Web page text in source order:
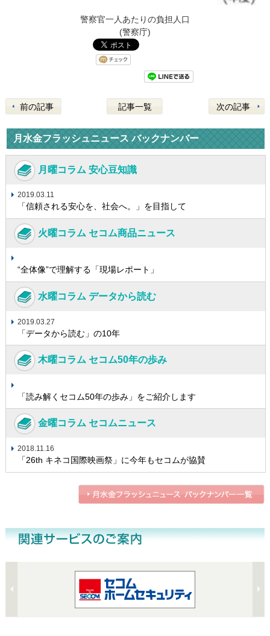
警察官一人あたりの負担人口
(警察庁)
前の記事 記事一覧 次の記事
月水金フラッシュニュース バックナンバー
月曜コラム 安心豆知識
2019.03.11
「信頼される安心を、社会へ。」を目指して
火曜コラム セコム商品ニュース
“全体像”で理解する「現場レポート」
水曜コラム データから読む
2019.03.27
「データから読む」の10年
木曜コラム セコム50年の歩み
「読み解くセコム50年の歩み」をご紹介します
金曜コラム セコムニュース
2018.11.16
「26th キネコ国際映画祭」に今年もセコムが協賛